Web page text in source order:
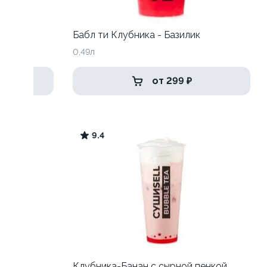
Бабл ти Клубника - Базилик
0,49л
от 299 ₽
9.4